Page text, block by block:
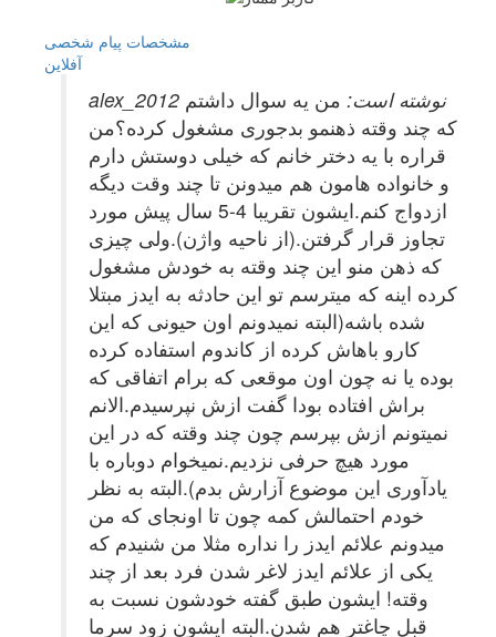
مشخصات پیام شخصی
آفلاين
alex_2012 نوشته است: من یه سوال داشتم
که چند وقته ذهنمو بدجوری مشغول کرده؟من
قراره با یه دختر خانم که خیلی دوستش دارم
و خانواده هامون هم میدونن تا چند وقت دیگه
ازدواج کنم.ایشون تقریبا 4-5 سال پیش مورد
تجاوز قرار گرفتن.(از ناحیه واژن).ولی چیزی
که ذهن منو این چند وقته به خودش مشغول
کرده اینه که میترسم تو این حادثه به ایدز مبتلا
شده باشه(البته نمیدونم اون حیونی که این
کارو باهاش کرده از کاندوم استفاده کرده
بوده یا نه چون اون موقعی که برام اتفاقی که
براش افتاده بودا گفت ازش نپرسیدم.الانم
نمیتونم ازش بپرسم چون چند وقته که در این
مورد هیچ حرفی نزدیم.نمیخوام دوباره با
یادآوری این موضوع آزارش بدم).البته به نظر
خودم احتمالش کمه چون تا اونجای که من
میدونم علائم ایدز را نداره مثلا من شنیدم که
یکی از علائم ایدز لاغر شدن فرد بعد از چند
وقته! ایشون طبق گفته خودشون نسبت به
قبل چاغتر هم شدن.البته ایشون زود سرما